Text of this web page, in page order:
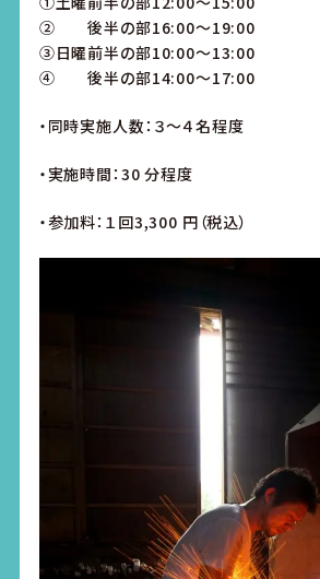
② 後半の部16:00～19:00
③日曜前半の部10:00～13:00
④ 後半の部14:00～17:00
・同時実施人数：３～４名程度
・実施時間：30 分程度
・参加料：１回3,300 円（税込）